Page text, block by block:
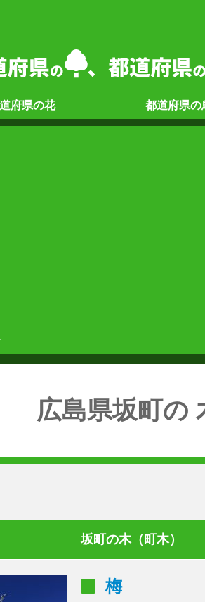
府県の花 都道府県の
広島県坂町の
坂町の木（町木）
梅